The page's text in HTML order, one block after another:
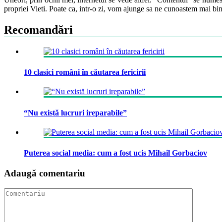
propriei Vieti. Poate ca, intr-o zi, vom ajunge sa ne cunoastem mai
Recomandări
10 clasici români în căutarea fericirii
“Nu există lucruri ireparabile”
Puterea social media: cum a fost ucis Mihail Gorbaciov
Adaugă comentariu